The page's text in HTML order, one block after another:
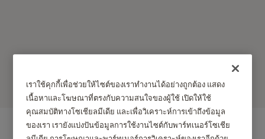
ผลิตภัณฑ์
เราใช้คุกกี้เพื่อช่วยให้ไซต์ของเราทำงานได้อย่างถูกต้อง แสดง
เนื้อหาและโฆษณาที่ตรงกับความสนใจของผู้ใช้ เปิดให้ใช้
คุณสมบัติทางโซเชียลมีเดีย และเพื่อวิเคราะห์การเข้าถึงข้อมูล
ของเรา เรายังแบ่งปันข้อมูลการใช้งานไซต์กับพาร์ทเนอร์โซเชีย